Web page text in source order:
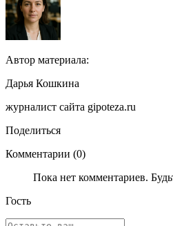
Автор материала:
Дарья Кошкина
журналист сайта gipoteza.ru
Поделиться
Комментарии (0)
Пока нет комментариев.
Гость